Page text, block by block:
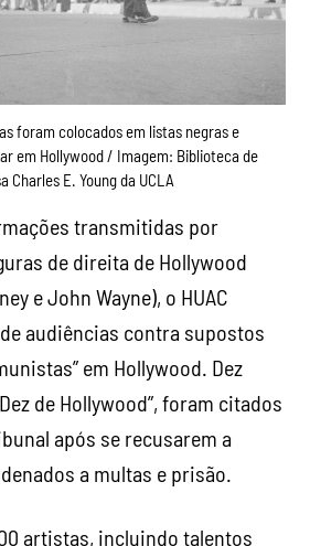
em Hollywood / Imagem: Biblioteca de
Charles E. Young da UCLA
transmitidas por
e John Wayne), o HUAC
audiências contra supostos
em Hollywood. Dez
de Hollywood”, foram citados
após se recusarem a
a multas e prisão.
artistas, incluindo talentos
Chaplin, Orson Welles e
colocados na lista negra e
sob nomes falsos). Essas